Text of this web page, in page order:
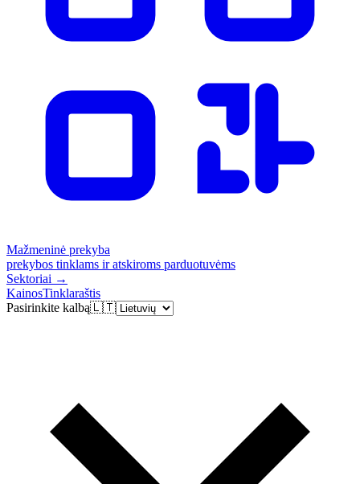
Mažmeninė prekyba
prekybos tinklams ir atskiroms parduotuvėms
Sektoriai →
KainosTinklaraštis
Pasirinkite kalbą🇱🇹